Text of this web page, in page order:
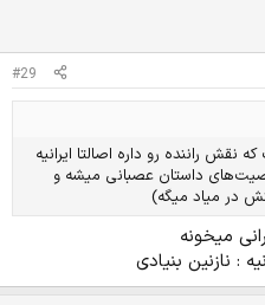
#29
داستان عصبانی میشه و
در میاد میگه)
میخونه
: نازنین بنیادی